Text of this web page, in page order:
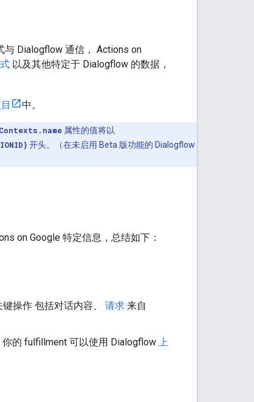
与 Dialogflow 通信， Actions on
以及其他特定于 Dialogflow 的数据，
中。
属性的值将以
开头。（在未启用 Beta 版功能的 Dialogflow
on Google 特定信息，总结如下：
操作 包括对话内容、 请求 来自
的 fulfillment 可以使用 Dialogflow 上